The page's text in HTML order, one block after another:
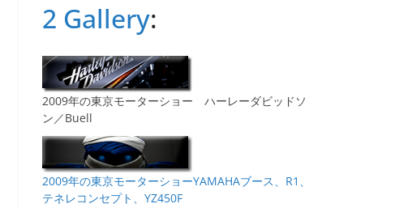
2 Gallery:
2009年の東京モーターショー ハーレーダビッドソ
ン／Buell
2009年の東京モーターショーYAMAHAブース、R1、
テネレコンセプト、YZ450F